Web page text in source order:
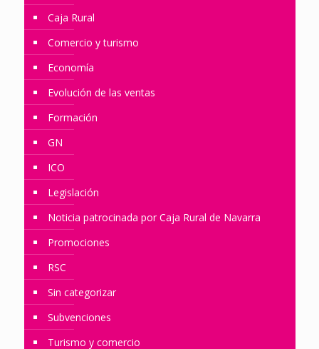
Caja Rural
Comercio y turismo
Economía
Evolución de las ventas
Formación
GN
ICO
Legislación
Noticia patrocinada por Caja Rural de Navarra
Promociones
RSC
Sin categorizar
Subvenciones
Turismo y comercio